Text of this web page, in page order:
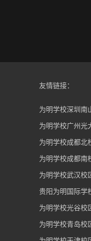
友情链接：
为明学校深圳南
为明学校广州光
为明学校成都北
为明学校成都南
为明学校武汉校
贵阳为明国际学
为明学校光谷校
为明学校青岛校